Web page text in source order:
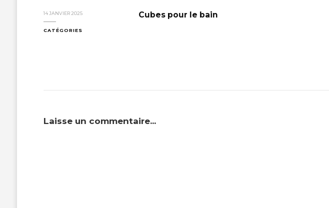
14 JANVIER 2025
CATÉGORIES
Cubes pour le bain
Laisse un commentaire...